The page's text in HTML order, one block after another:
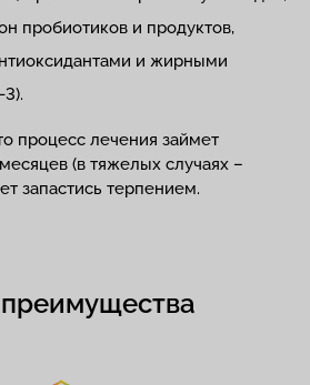
пробиотиков и продуктов,
и жирными
процесс лечения займет
(в тяжелых случаях –
запастись терпением.